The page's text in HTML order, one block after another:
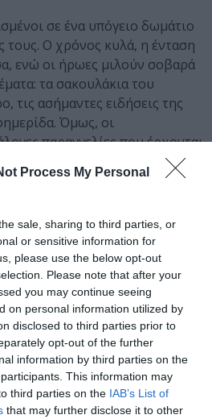
Process My Personal
sale, sharing to third parties, or
or sensitive information for
please use the below opt-out
Please note that after your
you may continue seeing
on personal information utilized by
disclosed to third parties prior to
opt-out of the further
information by third parties on the
This information may
third parties on the IAB’s List of
that may further disclose it to other
σε ένα υπόγειο δωμάτιο
τους. Ο χρόνος κυλά, η ένταση
ενώ οι ήρωες μιλούν σοβαρά
τα σακουλάκια του
τις ασήμαντες ειδήσεις της
Όμως, οι
παραγγελίες που έρχονται
δημιουργούν μιαν αίσθηση
δύναμη να παίζει ένα
το δωμάτιο
ήχοι του ανελκυστήρα και των
ότι η πραγματικότητα, ίσως,
Στα μάτια των ανδρών
η κωμική αδυναμία να
τον παράξενο κόσμο που
για την παράσταση:
άρτια παράσταση, η οποία